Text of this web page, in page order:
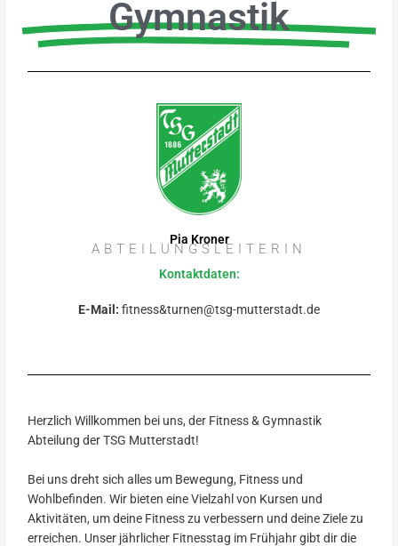
Gymnastik
Pia Kroner
ABTEILUNGSLEITERIN
Kontaktdaten:
E-Mail: fitness&turnen@tsg-mutterstadt.de
Herzlich Willkommen bei uns, der Fitness & Gymnastik
Abteilung der TSG Mutterstadt!
Bei uns dreht sich alles um Bewegung, Fitness und
Wohlbefinden. Wir bieten eine Vielzahl von Kursen und
Aktivitäten, um deine Fitness zu verbessern und deine Ziele zu
erreichen. Unser jährlicher Fitnesstag im Frühjahr gibt dir die